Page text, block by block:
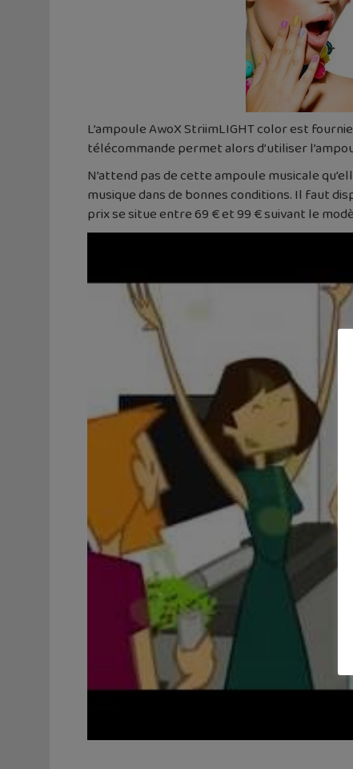
L’ampoule AwoX StriimLIGHT color est
télécommande permet alors d’utiliser
N’attend pas de cette ampoule musicale
musique dans de bonnes conditions. Il faut
prix se situe entre 69 € et 99 € suivant le